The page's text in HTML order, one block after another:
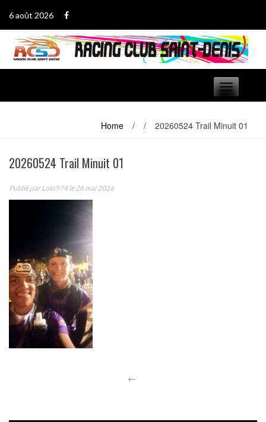
au
contenu
6 août 2026
Basculer
navigation
Home / / 20260524 Trail Minuit 01
20260524 Trail Minuit 01
Publié parLolo974 le 26 mai 2026
←